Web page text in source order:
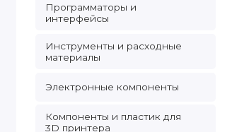
Программаторы и
интерфейсы
Инструменты и расходные
материалы
Электронные компоненты
Компоненты и пластик для
3D принтера